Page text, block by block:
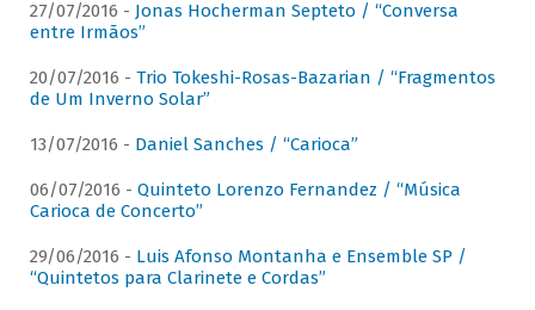
27/07/2016 - Jonas Hocherman Septeto / “Conversa
entre Irmãos”
20/07/2016 - Trio Tokeshi-Rosas-Bazarian / “Fragmentos
de Um Inverno Solar”
13/07/2016 - Daniel Sanches / “Carioca”
06/07/2016 - Quinteto Lorenzo Fernandez / “Música
Carioca de Concerto”
29/06/2016 - Luis Afonso Montanha e Ensemble SP /
“Quintetos para Clarinete e Cordas”